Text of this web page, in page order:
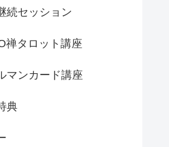
続セッション
禅タロット講座
マンカード講座
典